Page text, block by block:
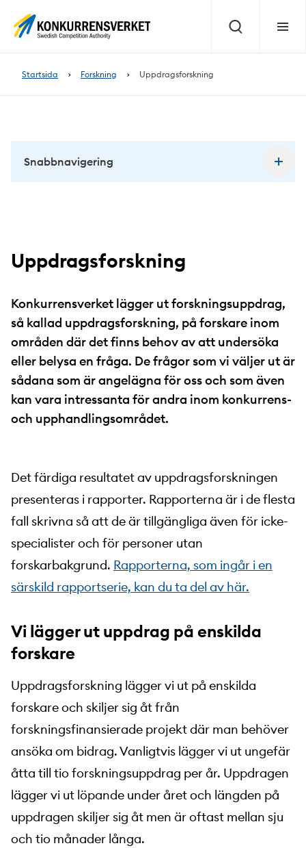
Sök Meny
Startsida Forskning Uppdragsforskning
Uppdragsforskning
Konkurrensverket lägger ut forskningsuppdrag,
så kallad uppdragsforskning, på forskare inom
områden där det finns behov av att undersöka
eller belysa en fråga. De frågor som vi väljer ut är
sådana som är angelägna för oss och som även
kan vara intressanta för andra inom konkurrens-
och upphandlingsområdet.
Det färdiga resultatet av uppdragsforskningen
presenteras i rapporter. Rapporterna är i de flesta
fall skrivna så att de är tillgängliga även för icke-
specialister och för personer utan
forskarbakgrund. Rapporterna, som ingår i en
särskild rapportserie, kan du ta del av här.
Vi lägger ut uppdrag på enskilda
forskare
Uppdragsforskning lägger vi ut på enskilda
forskare och skiljer sig åt från
forskningsfinansierade projekt där man behöver
ansöka om bidrag. Vanligtvis lägger vi ut ungefär
åtta till tio forskningsuppdrag per år. Uppdragen
lägger vi ut löpande under året och längden på
uppdragen skiljer sig åt men är oftast mellan sju
och tio månader långa.
Snabbnavigering